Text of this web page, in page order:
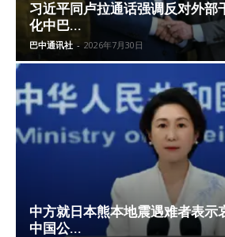
习近平同卢拉通话强调反对外部
化中巴...
巴中通讯社 - 2026年7月30日
中方就日本熊本地震遇难者表示
中国公...